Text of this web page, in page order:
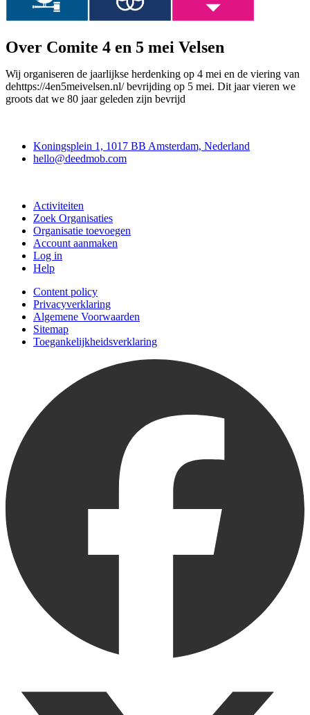
Over Comite 4 en 5 mei Velsen
Wij organiseren de jaarlijkse herdenking op 4 mei en de viering van
dehttps://4en5meivelsen.nl/ bevrijding op 5 mei. Dit jaar vieren we
groots dat we 80 jaar geleden zijn bevrijd
Koningsplein 1, 1017 BB Amsterdam, Nederland
hello@deedmob.com
Activiteiten
Zoek Organisaties
Organisatie toevoegen
Account aanmaken
Log in
Help
Content policy
Privacyverklaring
Algemene Voorwaarden
Sitemap
Toegankelijkheidsverklaring